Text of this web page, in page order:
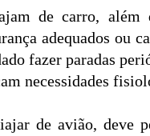
de carro, além
adequados ou
fazer paradas
necessidades
de avião, deve